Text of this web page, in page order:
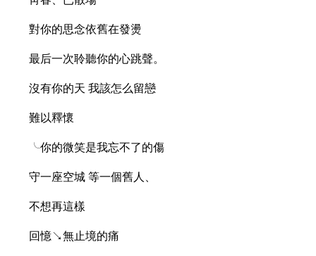
對你的思念依舊在發燙
最后一次聆聽你的心跳聲。
沒有你的天 我該怎么留戀
難以釋懷
╰你的微笑是我忘不了的傷
守一座空城 等一個舊人、
不想再這樣
回憶↘無止境的痛